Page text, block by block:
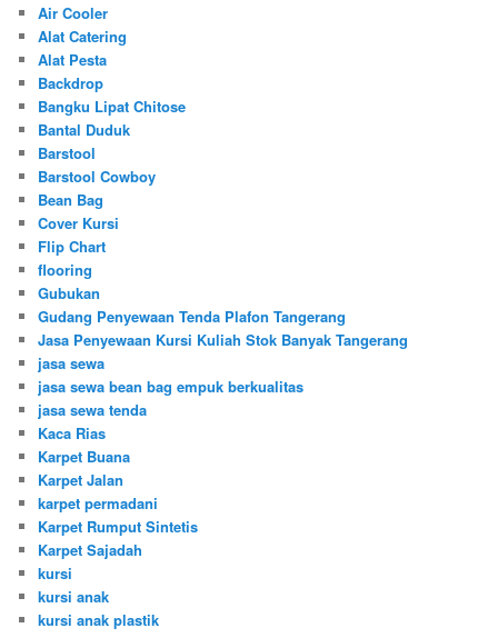
Air Cooler
Alat Catering
Alat Pesta
Backdrop
Bangku Lipat Chitose
Bantal Duduk
Barstool
Barstool Cowboy
Bean Bag
Cover Kursi
Flip Chart
flooring
Gubukan
Gudang Penyewaan Tenda Plafon Tangerang
Jasa Penyewaan Kursi Kuliah Stok Banyak Tangerang
jasa sewa
jasa sewa bean bag empuk berkualitas
jasa sewa tenda
Kaca Rias
Karpet Buana
Karpet Jalan
karpet permadani
Karpet Rumput Sintetis
Karpet Sajadah
kursi
kursi anak
kursi anak plastik